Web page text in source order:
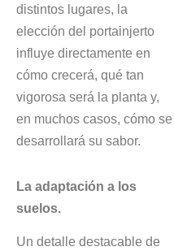
distintos lugares, la
elección del portainjerto
influye directamente en
cómo crecerá, qué tan
vigorosa será la planta y,
en muchos casos, cómo se
desarrollará su sabor.
La adaptación a los
suelos.
Un detalle destacable de